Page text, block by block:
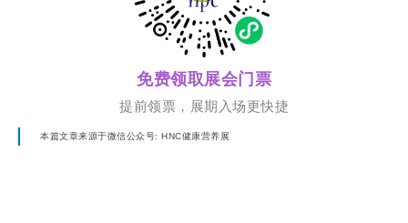
免费领取展会门票
提前领票，展期入场更快捷
本篇文章来源于微信公众号: HNC健康营养展